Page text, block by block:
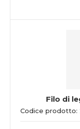
Filo di
Codice prodotto: